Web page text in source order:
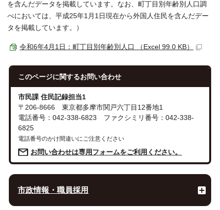
を含んだデータを掲載しています。なお、町丁目別年齢別人口調
べにおいては、平成25年1月1日現在から外国人住民を含んだデー
タを掲載しています。）
令和6年4月1日：町丁目別年齢別人口 （Excel 99.0 KB）
このページに関するお問い合わせ
市民課 住民記録担当1
〒206-8666 東京都多摩市関戸六丁目12番地1
電話番号：042-338-6823 ファクシミリ番号：042-338-
6825
電話番号のかけ間違いにご注意ください
お問い合わせは専用フォームをご利用ください。
市政情報・職員採用